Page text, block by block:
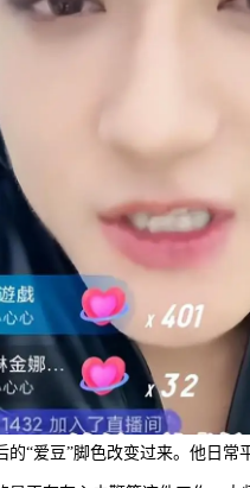
“爱豆”脚色改变过来。他日常